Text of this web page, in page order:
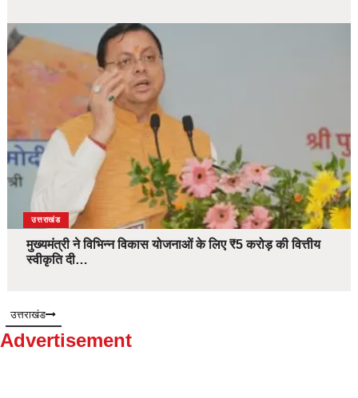
उत्तराखंड
मुख्यमंत्री ने विभिन्न विकास योजनाओं के लिए ₹5 करोड़ की वित्तीय
स्वीकृति दी…
उत्तराखंड
Advertisement